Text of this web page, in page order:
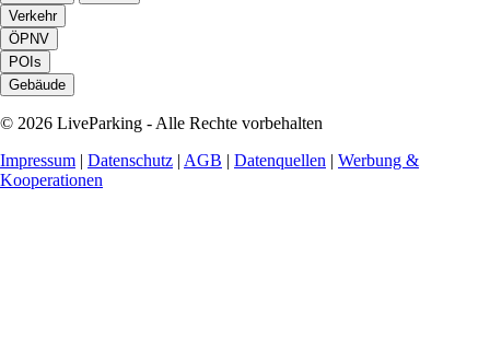
Verkehr
ÖPNV
POIs
Gebäude
© 2026 LiveParking - Alle Rechte vorbehalten
Impressum | Datenschutz | AGB | Datenquellen | Werbung &
Kooperationen